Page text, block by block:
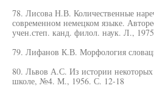
78. Лисова Н.В. Количественные
современном немецком языке.
учен.степ. канд. филол. наук. Л., 1975
79. Лифанов К.В. Морфология
80. Львов А.С. Из истории
школе, №4. М., 1956. С. 12-18